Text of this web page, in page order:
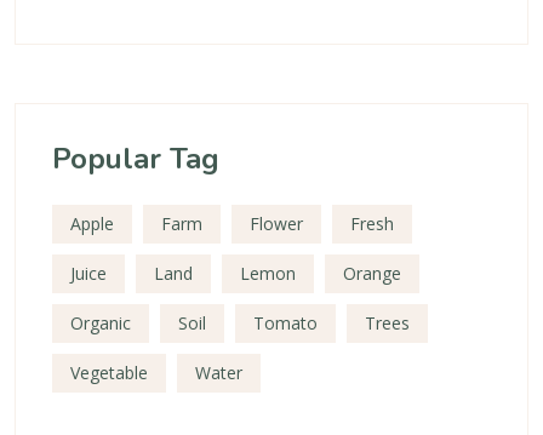
Popular Tag
Apple Farm Flower Fresh
Juice Land Lemon Orange
Organic Soil Tomato Trees
Vegetable Water